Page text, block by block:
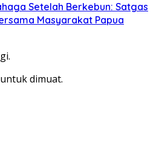
Setelah Berkebun: Satgas
Masyarakat Papua
dimuat.